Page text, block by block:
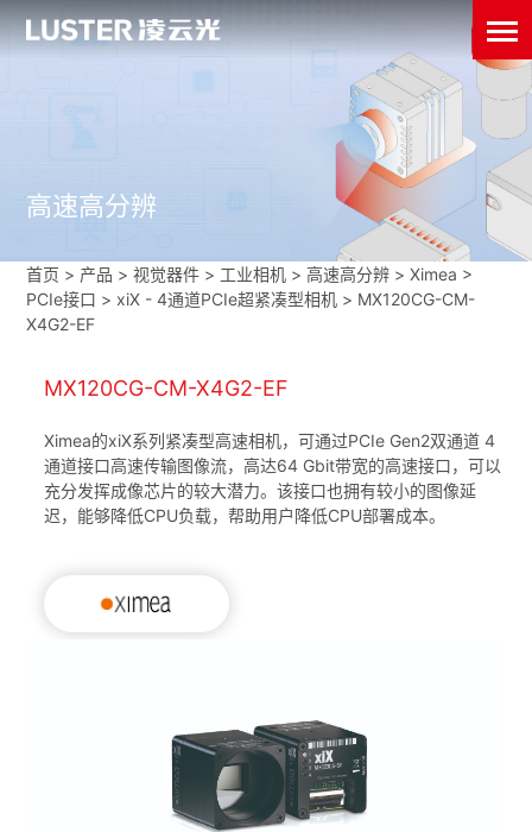
高速高分辨
首页 > 产品 > 视觉器件 > 工业相机 >高速高分辨 >Ximea >
PCIe接口 > xiX - 4通道PCIe超紧凑型相机 > MX120CG-CM-
X4G2-EF
MX120CG-CM-X4G2-EF
Ximea的xiX系列紧凑型高速相机，可通过PCIe Gen2双通道 4
通道接口高速传输图像流，高达64 Gbit带宽的高速接口，可以
充分发挥成像芯片的较大潜力。该接口也拥有较小的图像延
迟，能够降低CPU负载，帮助用户降低CPU部署成本。